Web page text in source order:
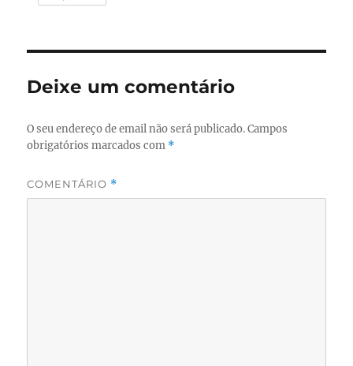
Deixe um comentário
O seu endereço de email não será publicado. Campos
obrigatórios marcados com *
COMENTÁRIO *